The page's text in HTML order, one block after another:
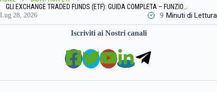
GLI EXCHANGE TRADED FUNDS (ETF): GUIDA COMPLETA – FUNZIONAMENTO, COSTI E RISCHI
Lug 28, 2026 9 Minuti di Lettura
Iscriviti ai Nostri canali